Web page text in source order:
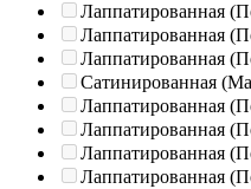
Лаппатированная
Лаппатированная
Лаппатированная
Сатинированная
Лаппатированная
Лаппатированная
Лаппатированная
Лаппатированная